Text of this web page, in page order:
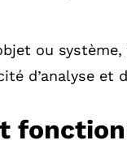
ou système,
d’analyse et